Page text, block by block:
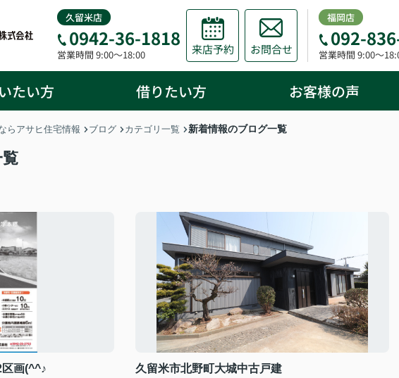
久留米店
0942-36-1818
営業時間 9:00～18:00 来店予約 お問合せ
福岡店
092-
営業時間 9:00～
たい方 借りたい方 お客様の声
らアサヒ住宅情報 ブログ カテゴリ一覧 新着情報のブログ一覧
画(^^♪ 久留米市北野町大城中古戸建